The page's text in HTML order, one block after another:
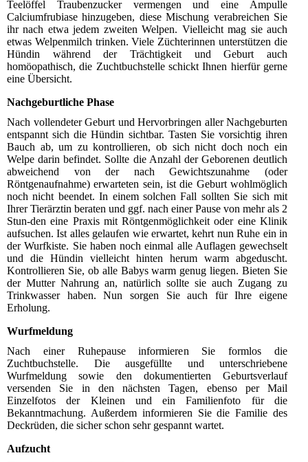
Teelöffel Traubenzucker vermengen und eine Ampulle
Calciumfrubiase hinzugeben, diese Mischung verabreichen Sie
ihr nach etwa jedem zweiten Welpen. Vielleicht mag sie auch
etwas Welpenmilch trinken. Viele Züchterinnen unterstützen die
Hündin während der Trächtigkeit und Geburt auch
homöopathisch, die Zuchtbuchstelle schickt Ihnen hierfür gerne
eine Übersicht.
Nachgeburtliche Phase
Nach vollendeter Geburt und Hervorbringen aller Nachgeburten
entspannt sich die Hündin sichtbar. Tasten Sie vorsichtig ihren
Bauch ab, um zu kontrollieren, ob sich nicht doch noch ein
Welpe darin befindet. Sollte die Anzahl der Geborenen deutlich
abweichend von der nach Gewichtszunahme (oder
Röntgenaufnahme) erwarteten sein, ist die Geburt wohlmöglich
noch nicht beendet. In einem solchen Fall sollten Sie sich mit
Ihrer Tierärztin beraten und ggf. nach einer Pause von mehr als 2
Stun-den eine Praxis mit Röntgenmöglichkeit oder eine Klinik
aufsuchen. Ist alles gelaufen wie erwartet, kehrt nun Ruhe ein in
der Wurfkiste. Sie haben noch einmal alle Auflagen gewechselt
und die Hündin vielleicht hinten herum warm abgeduscht.
Kontrollieren Sie, ob alle Babys warm genug liegen. Bieten Sie
der Mutter Nahrung an, natürlich sollte sie auch Zugang zu
Trinkwasser haben. Nun sorgen Sie auch für Ihre eigene
Erholung.
Wurfmeldung
Nach einer Ruhepause informieren Sie formlos die
Zuchtbuchstelle. Die ausgefüllte und unterschriebene
Wurfmeldung sowie den dokumentierten Geburtsverlauf
versenden Sie in den nächsten Tagen, ebenso per Mail
Einzelfotos der Kleinen und ein Familienfoto für die
Bekanntmachung. Außerdem informieren Sie die Familie des
Deckrüden, die sicher schon sehr gespannt wartet.
Aufzucht